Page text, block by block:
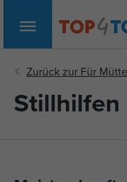
Stillhilfen